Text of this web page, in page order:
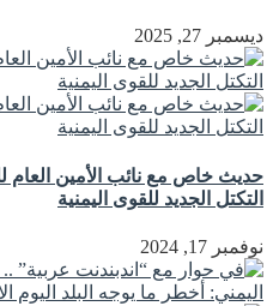
ديسمبر 27, 2025
حديث خاص مع نائب الأمين العام
التكتل الجديد للقوى اليمنية
نوفمبر 17, 2024